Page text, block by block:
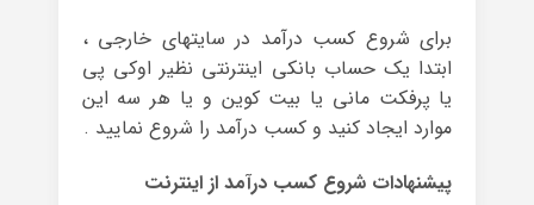
برای شروع کسب درآمد در سایتهای خارجی ،
ابتدا یک حساب بانکی اینترنتی نظیر اوکی پی
یا پرفکت مانی یا بیت کوین و یا هر سه این
موارد ایجاد کنید و کسب درآمد را شروع نمایید .
پیشنهادات شروع کسب درآمد از اینترنت